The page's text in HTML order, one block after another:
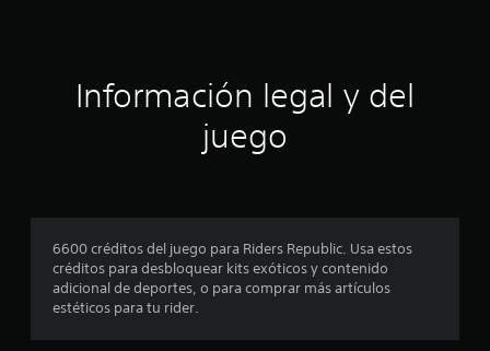
a
o
n
Información legal y del
juego
6600 créditos del juego para Riders Republic. Usa estos
créditos para desbloquear kits exóticos y contenido
adicional de deportes, o para comprar más artículos
estéticos para tu rider.